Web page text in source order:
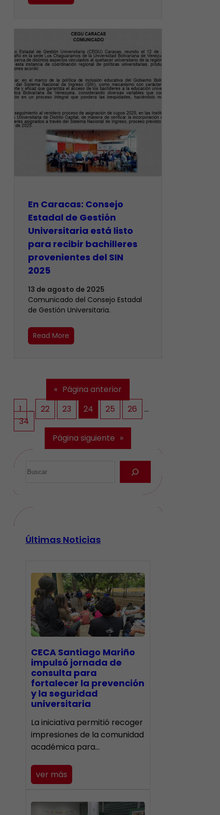
En Caracas: Consejo
Estadal de Gestión
Universitaria está listo
para recibir bachilleres
provenientes del SIN
2025
13 de agosto de 2025
Comunicado del Consejo Estadal
de Gestión Universitaria.
Read More
« Página anterior
1
… 22 23 24 25 26
…
34
Página siguiente »
Últimas Noticias
CECA Santiago Mariño
impulsó jornada de
consulta para
fortalecer la prevención
y la seguridad
universitaria
La iniciativa permitió recoger
impresiones de la comunidad
académica para…
ver más